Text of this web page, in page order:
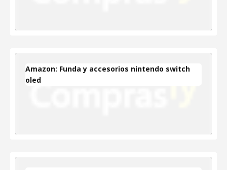
Amazon: Funda y accesorios nintendo switch
oled